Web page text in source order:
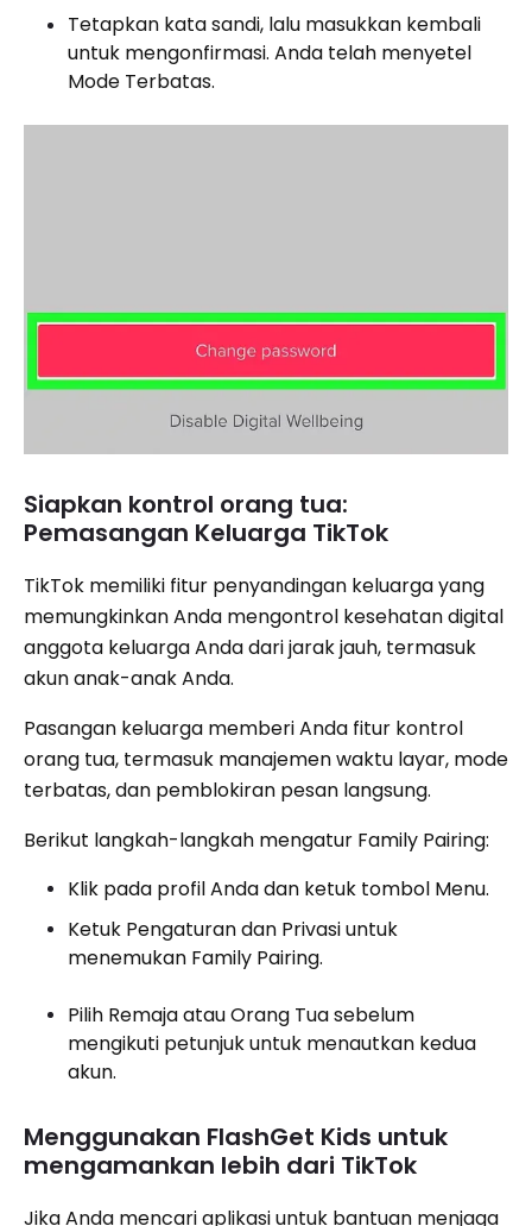
Tetapkan kata sandi, lalu masukkan kembali
untuk mengonfirmasi. Anda telah menyetel
Mode Terbatas.
Siapkan kontrol orang tua:
Pemasangan Keluarga TikTok
TikTok memiliki fitur penyandingan keluarga yang
memungkinkan Anda mengontrol kesehatan digital
anggota keluarga Anda dari jarak jauh, termasuk
akun anak-anak Anda.
Pasangan keluarga memberi Anda fitur kontrol
orang tua, termasuk manajemen waktu layar, mode
terbatas, dan pemblokiran pesan langsung.
Berikut langkah-langkah mengatur Family Pairing:
Klik pada profil Anda dan ketuk tombol Menu.
Ketuk Pengaturan dan Privasi untuk
menemukan Family Pairing.
Pilih Remaja atau Orang Tua sebelum
mengikuti petunjuk untuk menautkan kedua
akun.
Menggunakan FlashGet Kids untuk
mengamankan lebih dari TikTok
Jika Anda mencari aplikasi untuk bantuan menjaga